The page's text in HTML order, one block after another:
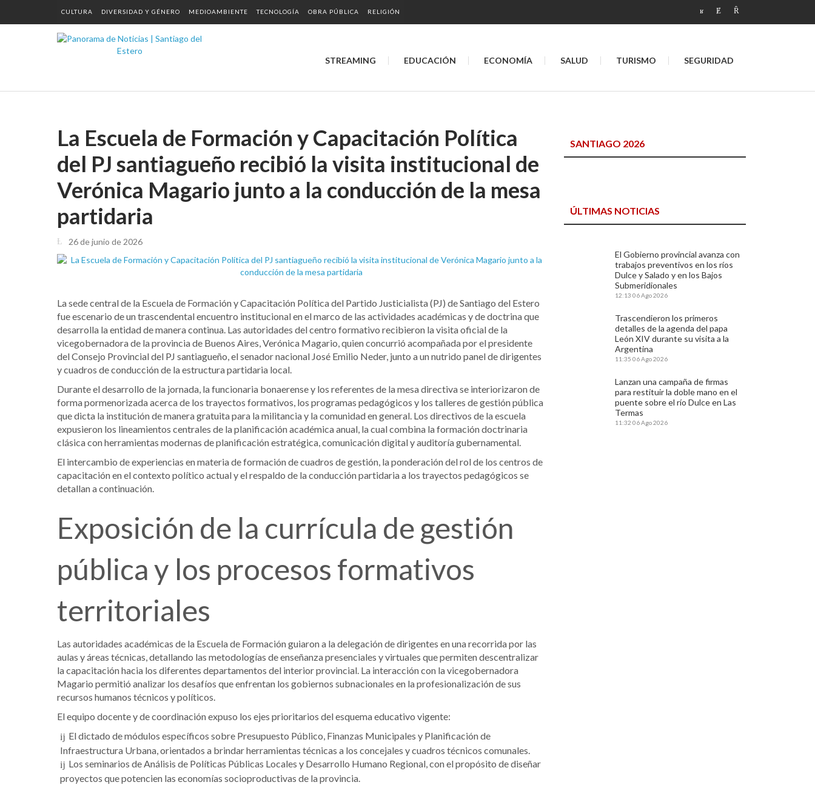
CULTURA DIVERSIDAD Y GÉNERO MEDIOAMBIENTE TECNOLOGÍA OBRA PÚBLICA RELIGIÓN
STREAMING EDUCACIÓN ECONOMÍA SALUD TURISMO SEGURIDAD
La Escuela de Formación y Capacitación Política
del PJ santiagueño recibió la visita institucional de
Verónica Magario junto a la conducción de la mesa
partidaria
26 de junio de 2026
La sede central de la Escuela de Formación y Capacitación Política del Partido Justicialista (PJ) de Santiago del Estero
fue escenario de un trascendental encuentro institucional en el marco de las actividades académicas y de doctrina que
desarrolla la entidad de manera continua. Las autoridades del centro formativo recibieron la visita oficial de la
vicegobernadora de la provincia de Buenos Aires, Verónica Magario, quien concurrió acompañada por el presidente
del Consejo Provincial del PJ santiagueño, el senador nacional José Emilio Neder, junto a un nutrido panel de dirigentes
y cuadros de conducción de la estructura partidaria local.
Durante el desarrollo de la jornada, la funcionaria bonaerense y los referentes de la mesa directiva se interiorizaron de
forma pormenorizada acerca de los trayectos formativos, los programas pedagógicos y los talleres de gestión pública
que dicta la institución de manera gratuita para la militancia y la comunidad en general. Los directivos de la escuela
expusieron los lineamientos centrales de la planificación académica anual, la cual combina la formación doctrinaria
clásica con herramientas modernas de planificación estratégica, comunicación digital y auditoría gubernamental.
El intercambio de experiencias en materia de formación de cuadros de gestión, la ponderación del rol de los centros de
capacitación en el contexto político actual y el respaldo de la conducción partidaria a los trayectos pedagógicos se
detallan a continuación.
Exposición de la currícula de gestión
pública y los procesos formativos
territoriales
Las autoridades académicas de la Escuela de Formación guiaron a la delegación de dirigentes en una recorrida por las
aulas y áreas técnicas, detallando las metodologías de enseñanza presenciales y virtuales que permiten descentralizar
la capacitación hacia los diferentes departamentos del interior provincial. La interacción con la vicegobernadora
Magario permitió analizar los desafíos que enfrentan los gobiernos subnacionales en la profesionalización de sus
recursos humanos técnicos y políticos.
El equipo docente y de coordinación expuso los ejes prioritarios del esquema educativo vigente:
El dictado de módulos específicos sobre Presupuesto Público, Finanzas Municipales y Planificación de
Infraestructura Urbana, orientados a brindar herramientas técnicas a los concejales y cuadros técnicos comunales.
Los seminarios de Análisis de Políticas Públicas Locales y Desarrollo Humano Regional, con el propósito de diseñar
proyectos que potencien las economías socioproductivas de la provincia.
SANTIAGO 2026
ÚLTIMAS NOTICIAS
El Gobierno provincial avanza con
trabajos preventivos en los ríos
Dulce y Salado y en los Bajos
Submeridionales
12:13 06 Ago 2026
Trascendieron los primeros
detalles de la agenda del papa
León XIV durante su visita a la
Argentina
11:35 06 Ago 2026
Lanzan una campaña de firmas
para restituir la doble mano en el
puente sobre el río Dulce en Las
Termas
11:32 06 Ago 2026